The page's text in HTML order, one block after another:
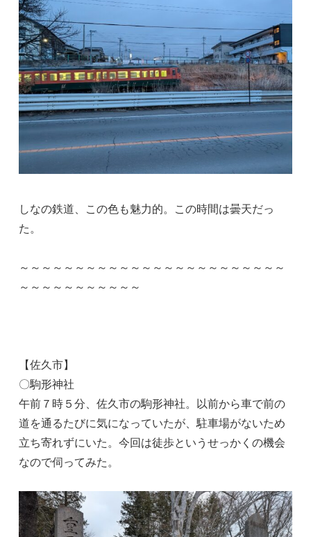
しなの鉄道、この色も魅力的。この時間は曇天だっ
た。
～～～～～～～～～～～～～～～～～～～～～～～～
～～～～～～～～～～～
【佐久市】
〇駒形神社
午前７時５分、佐久市の駒形神社。以前から車で前の
道を通るたびに気になっていたが、駐車場がないため
立ち寄れずにいた。今回は徒歩というせっかくの機会
なので伺ってみた。